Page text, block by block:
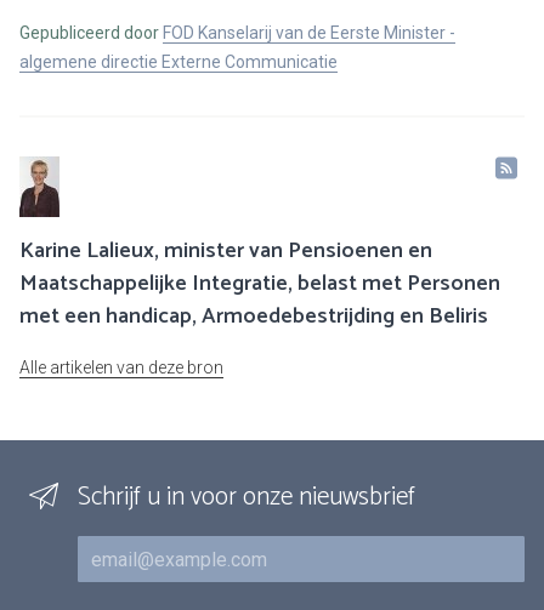
Gepubliceerd door FOD Kanselarij van de Eerste Minister -
algemene directie Externe Communicatie
Karine Lalieux, minister van Pensioenen en
Maatschappelijke Integratie, belast met Personen
met een handicap, Armoedebestrijding en Beliris
Alle artikelen van deze bron
Schrijf u in voor onze nieuwsbrief
E-mail